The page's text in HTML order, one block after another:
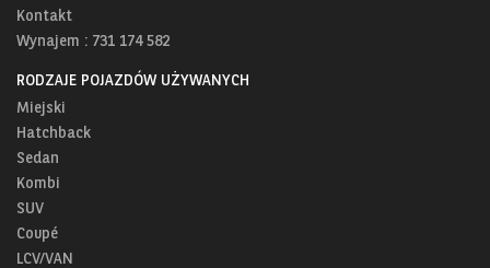
Kontakt
Wynajem : 731 174 582
RODZAJE POJAZDÓW UŻYWANYCH
Miejski
Hatchback
Sedan
Kombi
SUV
Coupé
LCV/VAN